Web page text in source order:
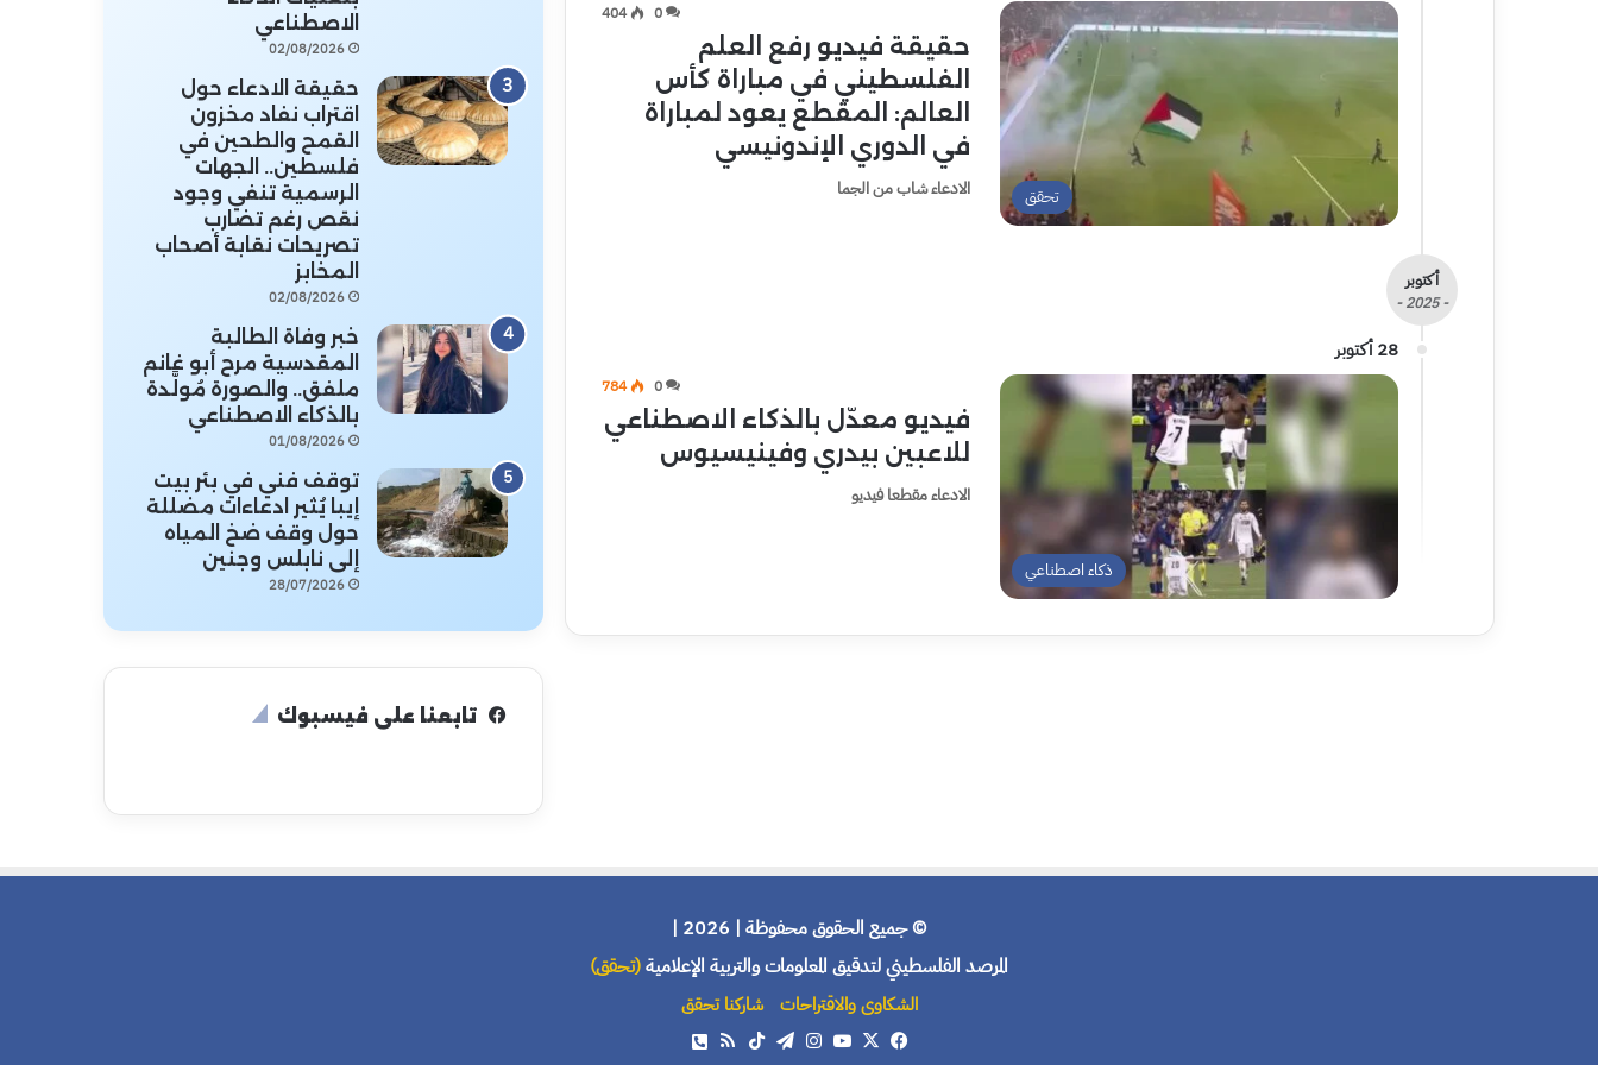
تحقق
0
404
حقيقة فيديو رفع العلم
الفلسطيني في مباراة كأس
العالم: المقطع يعود لمباراة
في الدوري الإندونيسي
الادعاء شاب من الجما
أكتوبر
- 2025 -
28 أكتوبر
ذكاء اصطناعي
0
784
فيديو معدّل بالذكاء الاصطناعي
للاعبين بيدري وفينيسيوس
الادعاء مقطعا فيديو
الاصطناعي
02/08/2026
حقيقة الادعاء حول
اقتراب نفاد مخزون
القمح والطحين في
فلسطين.. الجهات
الرسمية تنفي وجود
نقص رغم تضارب
تصريحات نقابة أصحاب
المخابز
02/08/2026
خبر وفاة الطالبة
المقدسية مرح أبو غانم
ملفق.. والصورة مُولَّدة
بالذكاء الاصطناعي
01/08/2026
توقف فني في بئر بيت
إيبا يُثير ادعاءات مضللة
حول وقف ضخ المياه
إلى نابلس وجنين
28/07/2026
تابعنا على فيسبوك
© جميع الحقوق محفوظة | 2026 |
المرصد الفلسطيني لتدقيق المعلومات والتربية الإعلامية(تحقق)
الشكاوى والاقتراحات
شاركنا تحقق
فيسبوك
X يوتيوبانستقرامتيلقرام‫TikTokملخص